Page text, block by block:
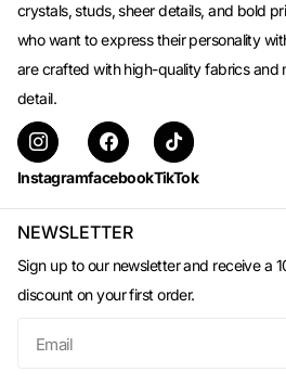
crystals, studs, sheer details, and bold
who want to express their personality
are crafted with high-quality fabrics and
detail.
InstagramfacebookTikTok
NEWSLETTER
Sign up to our newsletter and receive a
discount on your first order.